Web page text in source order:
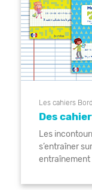
Les cahiers
Des
Les
s’entraîner
entraînement